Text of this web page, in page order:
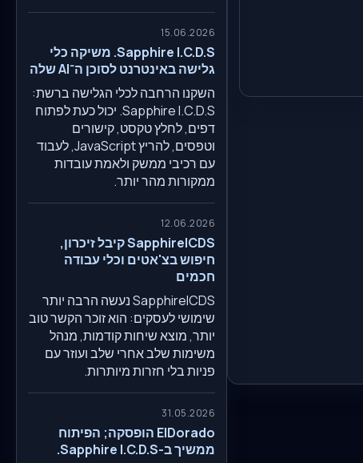
15.06.2026
Sapphire I.C.D.S. משיקה כלי
גלישה באינטרנט לסוכן ה־AI שלה
השקנו הרחבה לכלי הגלישה ברשת:
Sapphire I.C.D.S. יכול כעת לפתוח
דפים, לחלץ טקסט, קישורים
וטפסים, להריץ JavaScript, לעבוד
עם רכיבי ממשק ולאמת עובדות
ממקורות מהר יותר.
12.06.2026
SapphireICDS קיבל זיכרון,
חיפוש בצ'אטים וכלי עבודה
חכמים
SapphireICDS נעשה הרבה יותר
שימושי לעסקים: הוא זוכר הקשר טוב
יותר, מוצא שיחות קודמות, מנהל
משימות שלב אחרי שלב ועוזר עם
פניות בלי חזרות מיותרות.
31.05.2026
ElDorado הופסקה; הפיתוח
ממשיך ב-Sapphire I.C.D.S.